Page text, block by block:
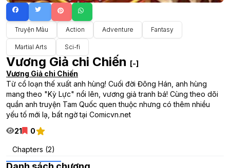
Truyện Màu Action Adventure Fantasy
Martial Arts Sci-fi
Vương Giả chi Chiến [-]
Vương Giả chi Chiến
Từ cổ loạn thế xuất anh hùng! Cuối đời Đông Hán, anh hùng
mang theo "Kỳ Lực" nổi lên, vương giả tranh bá! Cùng theo dõi
quần anh truyện Tam Quốc quen thuộc nhưng có thêm nhiều
yếu tố mới lạ, bất ngờ tại Comicvn.net
21
0
Chapters (2)